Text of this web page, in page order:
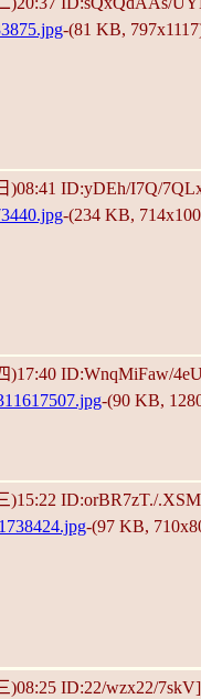
-(81 KB,
)08:41 ID:yDEh/I7Q/
-(234 KB,
)17:40 ID:WnqMiFaw/
-(90 KB,
)15:22 ID:orBR7zT./
-(97 KB,
)08:25 ID:22/wzx22/